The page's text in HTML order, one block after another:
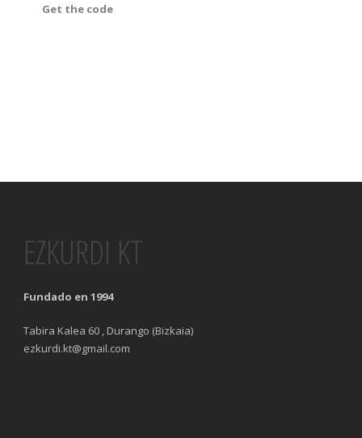
Get the code
EZKURDI KT
Fundado en 1994
Tabira Kalea 60 , Durango (Bizkaia)
ezkurdi.kt@gmail.com